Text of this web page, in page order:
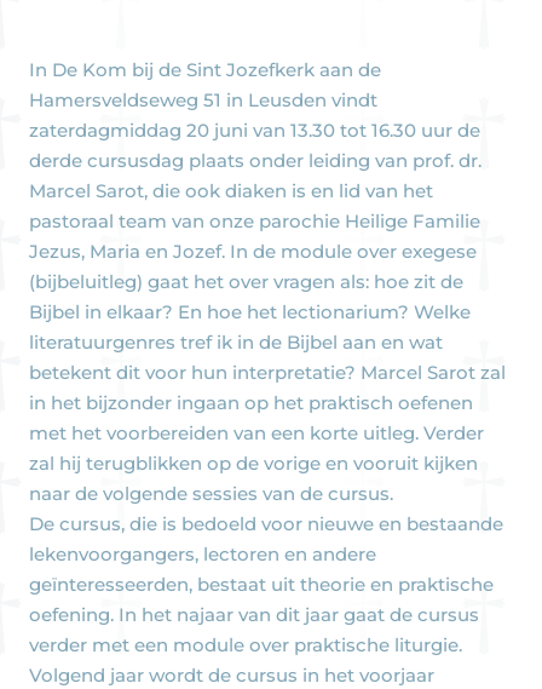
In De Kom bij de Sint Jozefkerk aan de
Hamersveldseweg 51 in Leusden vindt
zaterdagmiddag 20 juni van 13.30 tot 16.30 uur de
derde cursusdag plaats onder leiding van prof. dr.
Marcel Sarot, die ook diaken is en lid van het
pastoraal team van onze parochie Heilige Familie
Jezus, Maria en Jozef. In de module over exegese
(bijbeluitleg) gaat het over vragen als: hoe zit de
Bijbel in elkaar? En hoe het lectionarium? Welke
literatuurgenres tref ik in de Bijbel aan en wat
betekent dit voor hun interpretatie? Marcel Sarot zal
in het bijzonder ingaan op het praktisch oefenen
met het voorbereiden van een korte uitleg. Verder
zal hij terugblikken op de vorige en vooruit kijken
naar de volgende sessies van de cursus.
De cursus, die is bedoeld voor nieuwe en bestaande
lekenvoorgangers, lectoren en andere
geïnteresseerden, bestaat uit theorie en praktische
oefening. In het najaar van dit jaar gaat de cursus
verder met een module over praktische liturgie.
Volgend jaar wordt de cursus in het voorjaar